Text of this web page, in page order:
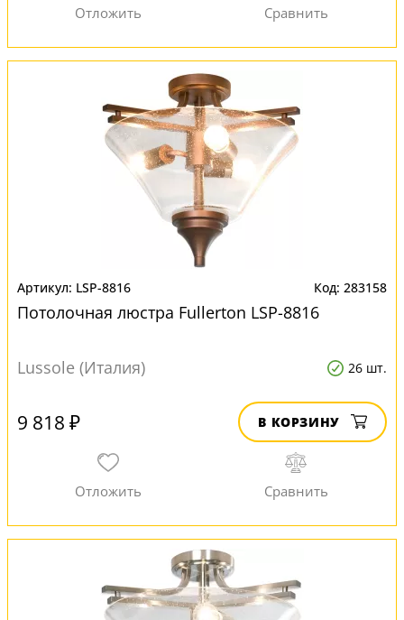
LSP-8816 283158
Потолочная люстра Fullerton LSP-8816
Lussole (Италия) 26 шт.
9 818 ₽ В КОРЗИНУ